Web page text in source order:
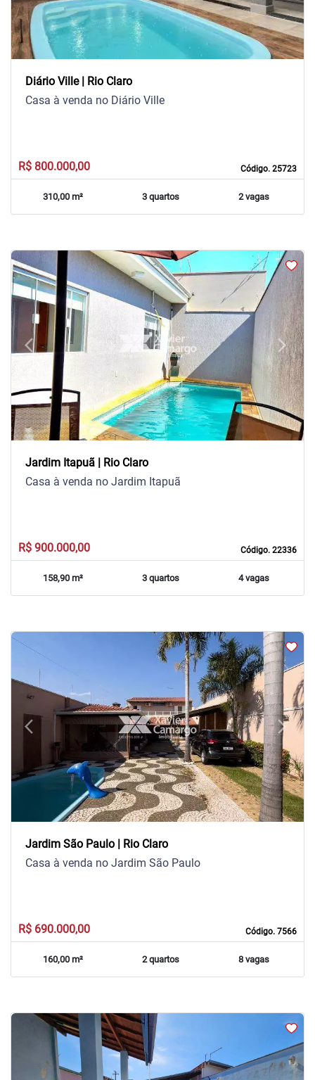
Diário Ville | Rio Claro
Código. 25723
Casa à venda no Diário Ville
R$ 800.000,00
310,00 m² 3 quartos 2 vagas
arrow_back_iosPrevious arrow_forward_iosNext
Jardim Itapuã | Rio Claro
Código. 22336
Casa à venda no Jardim Itapuã
R$ 900.000,00
158,90 m² 3 quartos 4 vagas
arrow_back_iosPrevious arrow_forward_iosNext
Jardim São Paulo | Rio Claro
Código. 7566
Casa à venda no Jardim São Paulo
R$ 690.000,00
160,00 m² 2 quartos 8 vagas